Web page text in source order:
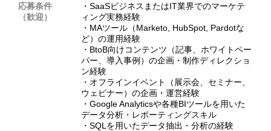
応募条件
（歓迎）
・SaaSビジネスまたはIT業界でのマーケテ
ィング実務経験
・MAツール（Marketo, HubSpot, Pardotな
ど）の運用経験
・BtoB向けコンテンツ（記事、ホワイトペー
パー、導入事例）の企画・制作ディレクショ
ン経験
・オフラインイベント（展示会、セミナー、
ウェビナー）の企画・運営経験
・Google Analyticsや各種BIツールを用いた
データ分析・レポーティングスキル
・SQLを用いたデータ抽出・分析の経験